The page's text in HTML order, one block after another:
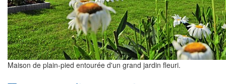
Maison de plain-pied entourée d'un grand jardin fleuri.